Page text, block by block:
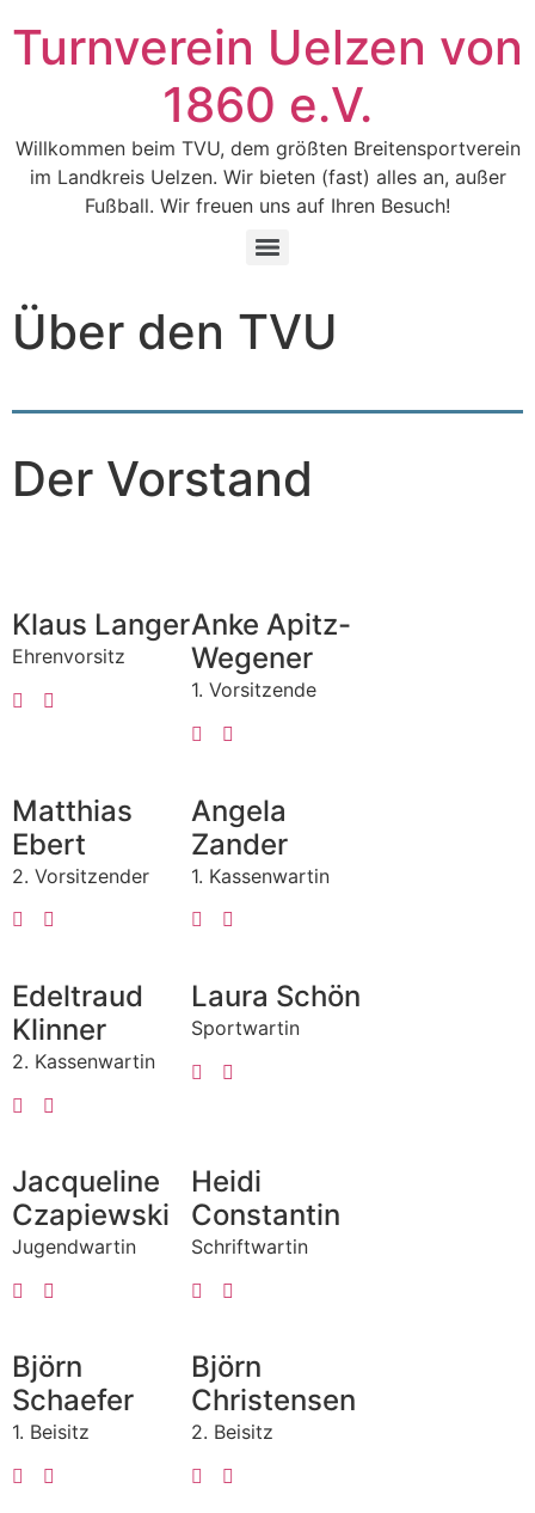
Turnverein Uelzen von
1860 e.V.
Willkommen beim TVU, dem größten Breitensportverein
im Landkreis Uelzen. Wir bieten (fast) alles an, außer
Fußball. Wir freuen uns auf Ihren Besuch!
Über den TVU
Der Vorstand
Klaus Langer
Ehrenvorsitz
Anke Apitz-
Wegener
1. Vorsitzende
Matthias
Ebert
2. Vorsitzender
Angela
Zander
1. Kassenwartin
Edeltraud
Klinner
2. Kassenwartin
Laura Schön
Sportwartin
Jacqueline
Czapiewski
Jugendwartin
Heidi
Constantin
Schriftwartin
Björn
Schaefer
1. Beisitz
Björn
Christensen
2. Beisitz